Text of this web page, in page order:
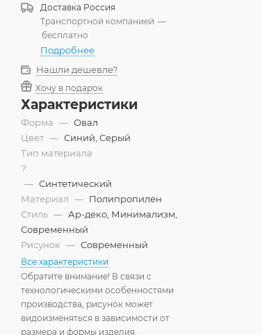
Доставка Россия
Транспортной компанией —
бесплатно
Подробнее
Нашли дешевле?
Хочу в подарок
Характеристики
Форма — Овал
Цвет — Синий, Серый
Тип материала
?
— Синтетический
Материал — Полипропилен
Стиль — Ар-деко, Минимализм,
Современный
Рисунок — Современный
Все характеристики
Обратите внимание! В связи с
технологическими особенностями
производства, рисунок может
видоизменяться в зависимости от
размера и формы изделия.